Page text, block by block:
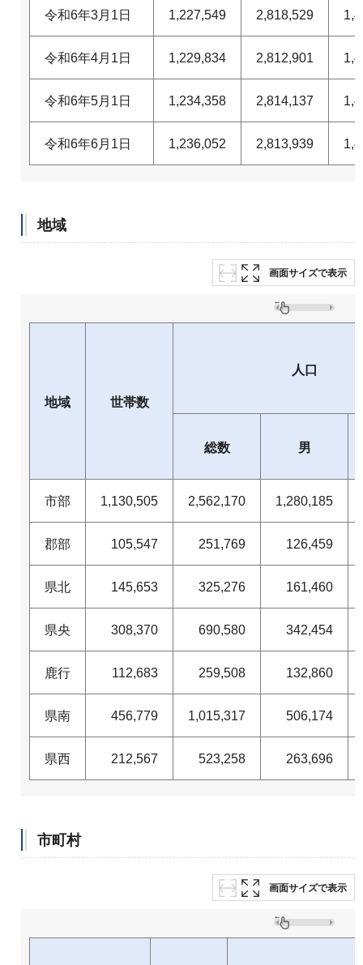
令和6年3月1日 1,227,549 2,818,529
令和6年4月1日 1,229,834 2,812,901
令和6年5月1日 1,234,358 2,814,137
令和6年6月1日 1,236,052 2,813,939
地域
画面サイズで表示
地域 世帯数
人口
総数 男
市部 1,130,505 2,562,170 1,280,185
郡部 105,547 251,769 126,459
県北 145,653 325,276 161,460
県央 308,370 690,580 342,454
鹿行 112,683 259,508 132,860
県南 456,779 1,015,317 506,174
県西 212,567 523,258 263,696
市町村
画面サイズで表示